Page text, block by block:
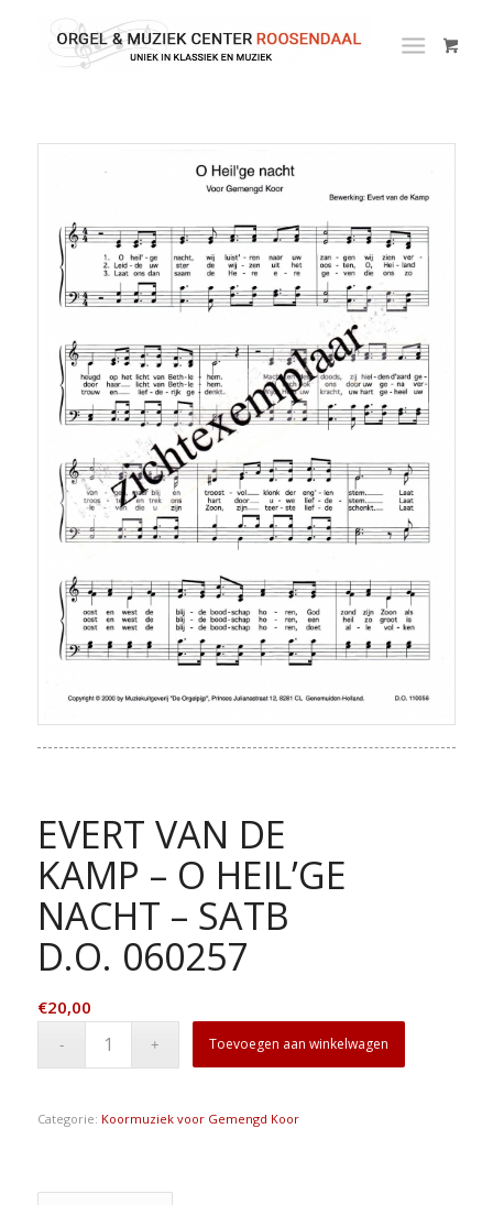
EVERT VAN DE
KAMP – O HEIL’GE
NACHT – SATB
D.O. 060257
€20,00
Toevoegen aan winkelwagen
Categorie: Koormuziek voor Gemengd Koor